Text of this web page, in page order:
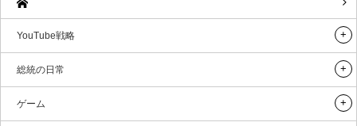
YouTube戦略
総統の日常
ゲーム